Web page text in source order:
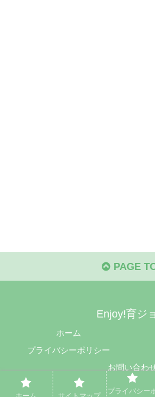
PAGE
Enjoy!育ジ
ホーム
プライバシーポリシー
お問い合わ
© 2024 Enjoy!育
プライバシー